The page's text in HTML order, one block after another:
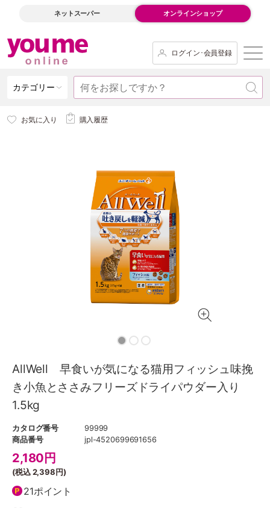
ネットスーパー オンラインショップ
ログイン･会員登録
カテゴリー
お気に入り 購入履歴
AllWell 早食いが気になる猫用フィッシュ味挽
き小魚とささみフリーズドライパウダー入り
1.5kg
カタログ番号
99999
商品番号
jpl-4520699691656
2,180 円
(税込2,398円)
21ポイント